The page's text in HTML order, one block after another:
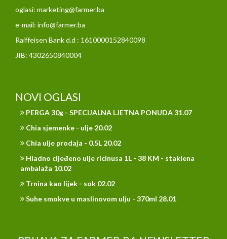
oglasi: marketing@farmer.ba
e-mail: info@farmer.ba
Raiffeisen Bank d.d : 1610000152840098
JIB: 4302650840004
NOVI OGLASI
PERGA 30g - SPECIJALNA LJETNA PONUDA 31.07
Chia sjemenke - ulje 20.02
Chia ulje prodaja - 0.5L 20.02
Hladno cijeđeno ulje ricinusa 1L - 38 KM - staklena
ambalaža 10.02
Trnina kao lijek - sok 02.02
Suhe smokve u maslinovom ulju - 370ml 28.01